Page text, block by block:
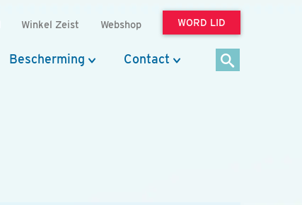
Winkel Zeist Webshop WORD LID
Bescherming Contact